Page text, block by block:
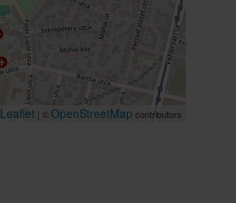
Leaflet | © OpenStreetMap contributors